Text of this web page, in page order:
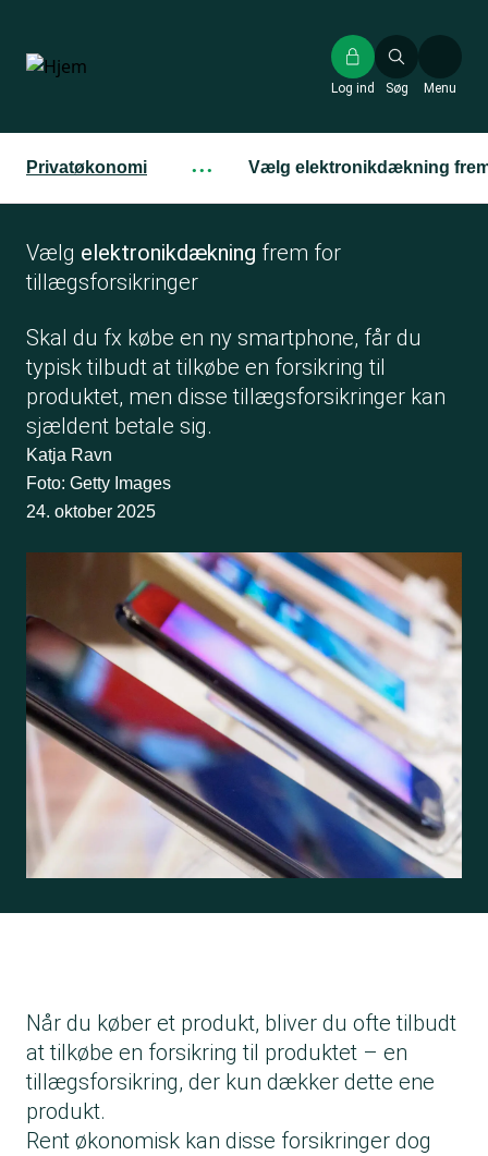
hovedindhold
Søg
Log ind Menu
Privatøkonomi ··· Vælg elektronikdækning
Vælg elektronikdækning frem for
tillægsforsikringer
Skal du fx købe en ny smartphone, får du
typisk tilbudt at tilkøbe en forsikring til
produktet, men disse tillægsforsikringer kan
sjældent betale sig.
Katja Ravn
Foto: Getty Images
24. oktober 2025
Når du køber et produkt, bliver du ofte tilbudt
at tilkøbe en forsikring til produktet – en
tillægsforsikring, der kun dækker dette ene
produkt.
Rent økonomisk kan disse forsikringer dog